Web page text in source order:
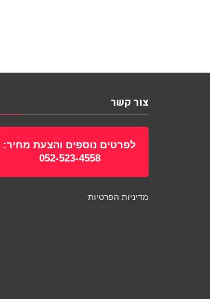
צור קשר
לפרטים נוספים והצעת מחיר:
052-523-4558
מדיניות הפרטיות